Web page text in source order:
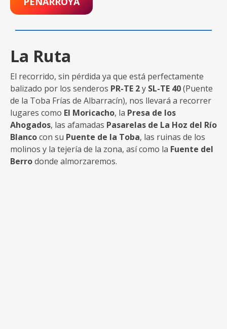
La Ruta
El recorrido, sin pérdida ya que está perfectamente
balizado por los senderos PR-TE 2y SL-TE 40(Puente
de la Toba Frías de Albarracín), nos llevará a recorrer
lugares como El Moricacho, la Presa de los
Ahogados, las afamadas Pasarelas de La Hoz del Río
Blancocon su Puente de la Toba, las ruinas de los
molinos y la tejería de la zona, así como la Fuente del
Berrodonde almorzaremos.